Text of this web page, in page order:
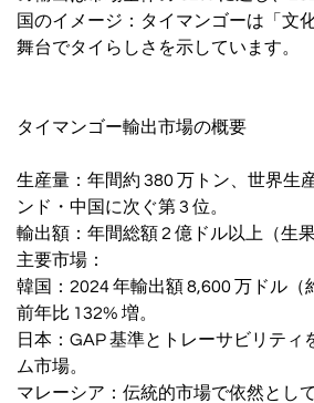
国のイメージ：タイマンゴーは「文
舞台でタイらしさを示しています。
タイマンゴー輸出市場の概要
生産量：年間約 380 万トン、世界生
ンド・中国に次ぐ第 3 位。
輸出額：年間総額 2 億ドル以上（生
主要市場：
韓国：2024 年輸出額 8,600 万ドル（
前年比 132% 増。
日本：GAP 基準とトレーサビリティ
ム市場。
マレーシア：伝統的市場で依然とし